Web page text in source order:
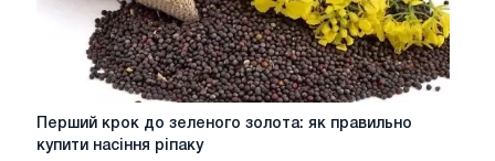
Перший
крок
Перший крок до зеленого золота: як правильно
купити насіння ріпаку